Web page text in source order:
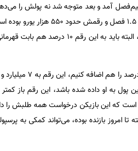
آمد و بعد متوجه شد نه پولش را
تمدید قرارداد را دارند و رسما اخراج شده است. قرارداد او با
که ایران را ترک کرد، گفت هیچ دریافتی‌‌ای از پرسپولیس نداشته است، البته
است که این بازیکن درخواست همه طلبش را
امروز بازنده بوده، می‌تواند کمکی به